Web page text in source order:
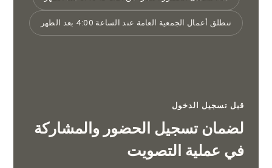
تنطلق أعمال الجمعية العامة عند الساعة 4:00 بعد الظهر
قبل تسجيل الدخول
لضمان تسجيل الحضور والمشاركة
في عملية التصويت